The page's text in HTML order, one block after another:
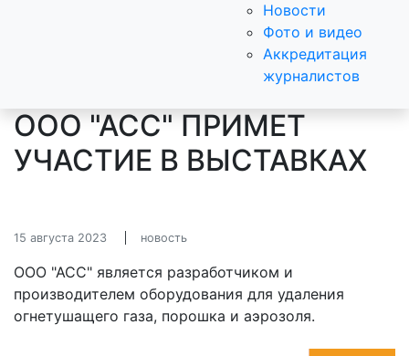
Новости
Фото и видео
Аккредитация
журналистов
ООО "АСС" ПРИМЕТ
УЧАСТИЕ В ВЫСТАВКАХ
15 августа 2023 новость
ООО "АСС" является разработчиком и
производителем оборудования для удаления
огнетушащего газа, порошка и аэрозоля.